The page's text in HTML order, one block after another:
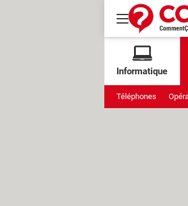
Informatique
Téléphones